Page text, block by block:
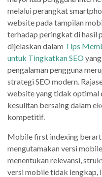
melalui perangkat
website pada tampilan
terhadap peringkat di hasil
dijelaskan dalam Tips
untuk Tingkatkan SEO
pengalaman pengguna
strategi SEO modern.
website yang tidak optimal
kesulitan bersaing dalam
kompetitif.
Mobile first indexing
mengutamakan versi
menentukan relevansi,
versi mobile tidak lengkap,